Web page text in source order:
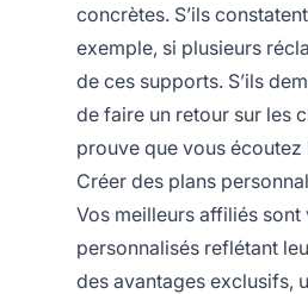
concrètes. S’ils
exemple, si plusieurs
de ces supports. S’ils
de faire un retour sur les
prouve que vous
Créer des plans
Vos meilleurs affiliés
personnalisés reflétant
des avantages exclusifs,